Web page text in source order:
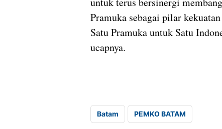
Pramuka sebagai pilar
Satu Pramuka untuk Satu
ucapnya.
Batam PEMKO BATAM